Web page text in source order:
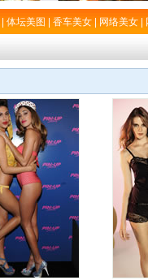
体坛美图 香车美女 网络美女